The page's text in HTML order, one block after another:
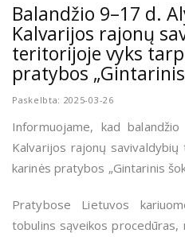
Balandžio 9–17 d.
Kalvarijos rajonų
teritorijoje vyks
pratybos
Paskelbta: 2025-03-26
Informuojame, kad
Kalvarijos rajonų
karinės pratybos „Gintarinis
Pratybose Lietuvos
tobulins sąveikos